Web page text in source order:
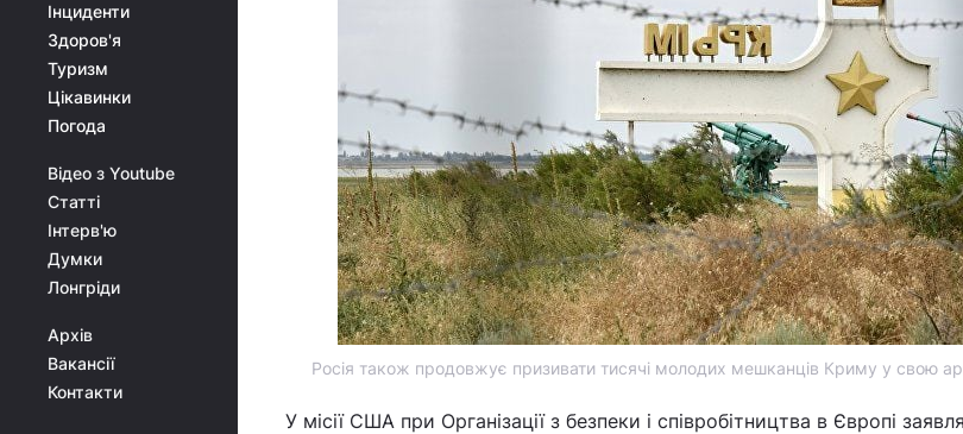
Інциденти
Здоров'я
Туризм
Цікавинки
Погода
Відео з Youtube
Статті
Інтерв'ю
Думки
Лонгріди
Архів
Вакансії
Контакти
Росія також продовжує призивати тисячі молодих мешканців Криму у свою
У місії США при Організації з безпеки і співробітництва в Європі